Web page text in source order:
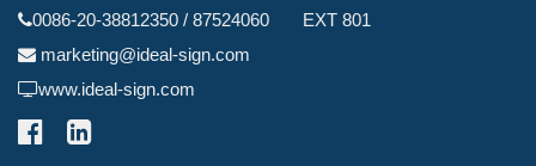
0086-20-38812350 / 87524060 EXT 801
marketing@ideal-sign.com
www.ideal-sign.com